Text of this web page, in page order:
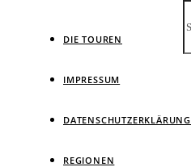
DIE TOUREN
IMPRESSUM
DATENSCHUTZERKLÄRUNG
REGIONEN